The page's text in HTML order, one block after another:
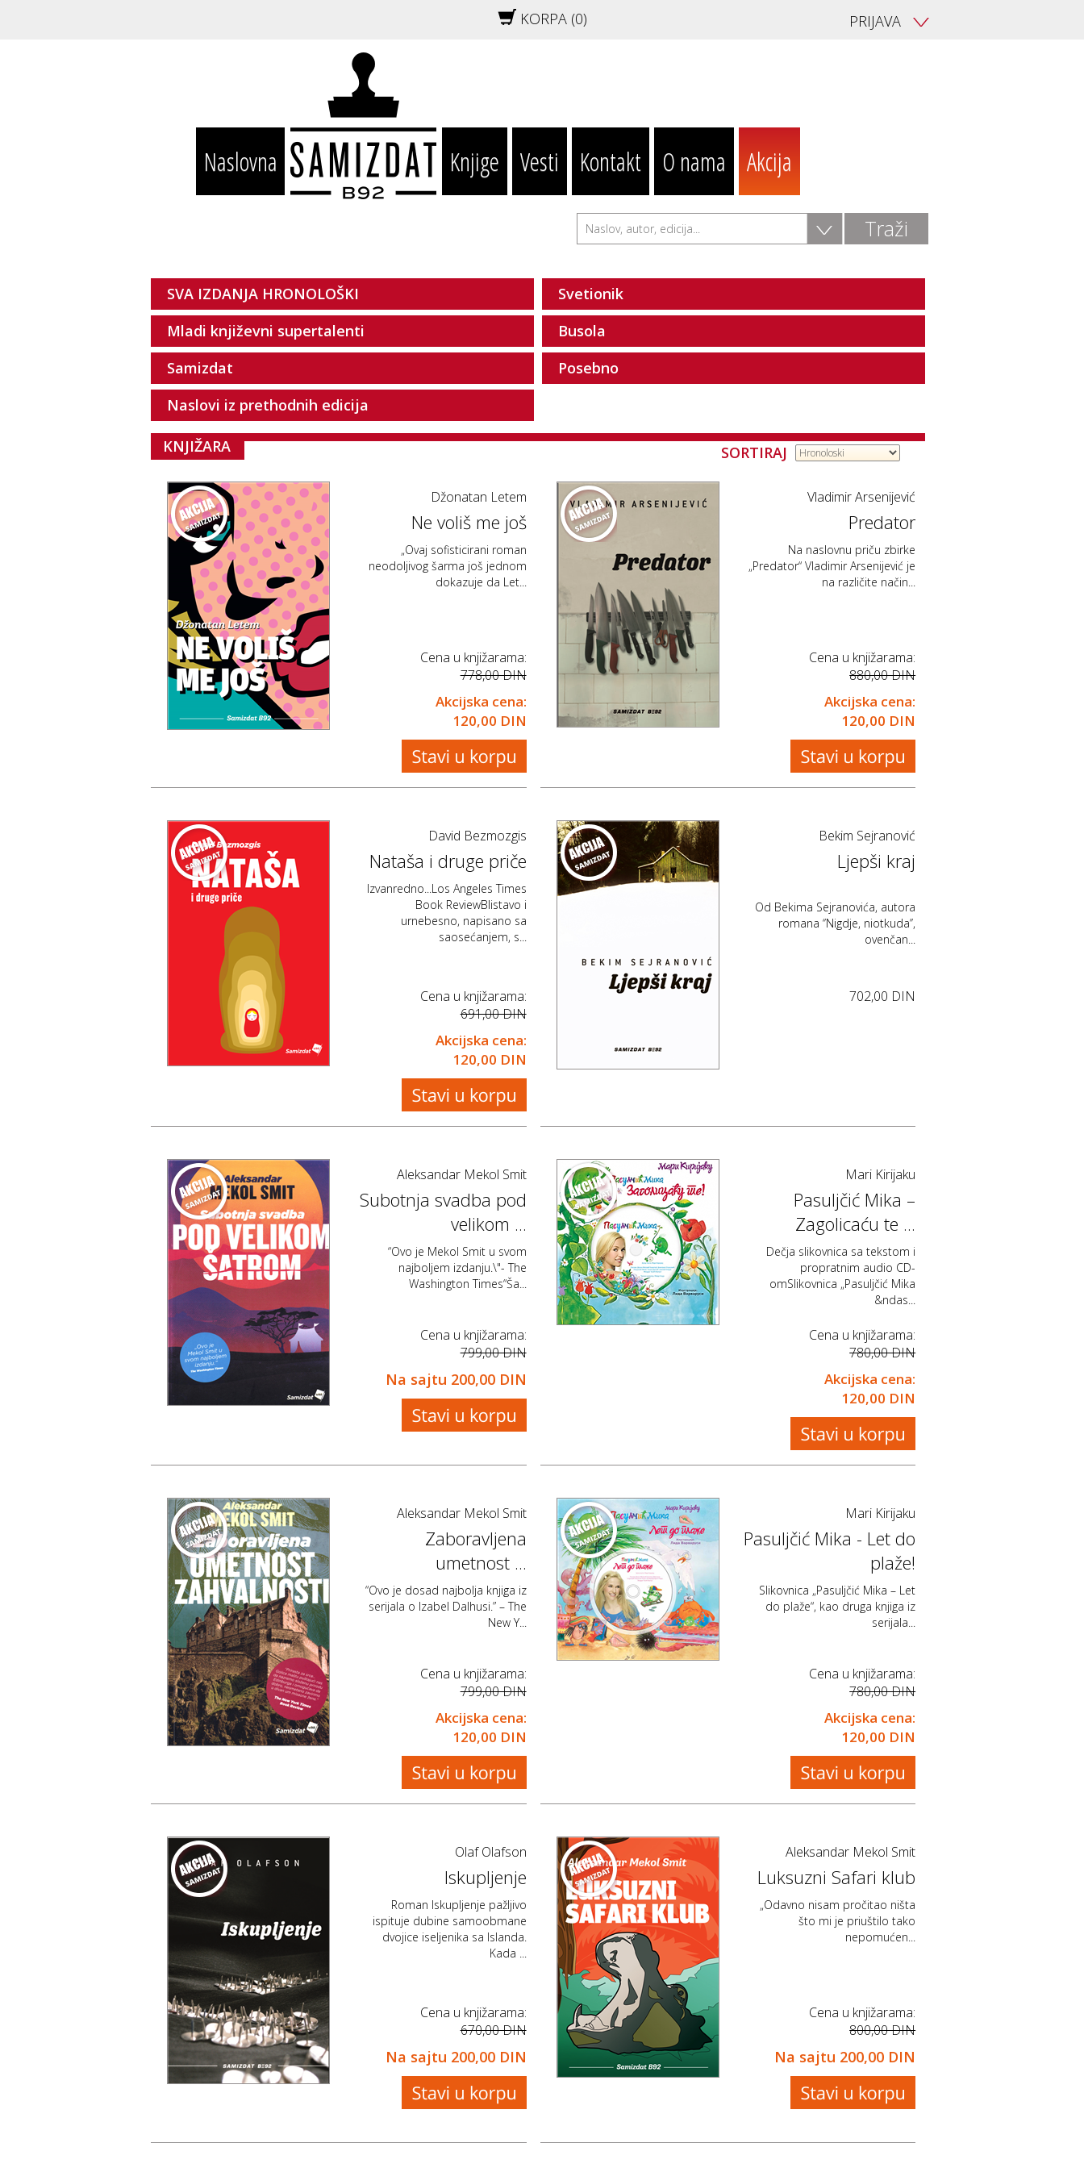
KORPA (0) PRIJAVA V
Naslovna Knjige Vesti Kontakt O nama Akcija
V
SVA IZDANJA HRONOLOŠKI
Svetionik
Mladi književni supertalenti
Busola
Samizdat
Posebno
Naslovi iz prethodnih edicija
SORTIRAJ
KNJIŽARA
Džonatan Letem
Ne voliš me još
„Ovaj sofisticirani roman
neodoljivog šarma još jednom
dokazuje da Let...
Cena u knjižarama:
778,00 DIN
Akcijska cena:
120,00 DIN
Vladimir Arsenijević
Predator
Na naslovnu priču zbirke
„Predator“ Vladimir Arsenijević je
na različite način...
Cena u knjižarama:
880,00 DIN
Akcijska cena:
120,00 DIN
David Bezmozgis
Nataša i druge priče
Izvanredno...Los Angeles Times
Book ReviewBlistavo i
urnebesno, napisano sa
saosećanjem, s...
Cena u knjižarama:
691,00 DIN
Akcijska cena:
120,00 DIN
Bekim Sejranović
Ljepši kraj
Od Bekima Sejranovića, autora
romana ‘’Nigdje, niotkuda’’,
ovenčan...
702,00 DIN
Aleksandar Mekol Smit
Subotnja svadba pod
velikom ...
“Ovo je Mekol Smit u svom
najboljem izdanju.\"- The
Washington Times“Ša...
Cena u knjižarama:
799,00 DIN
Na sajtu 200,00 DIN
Mari Kirijaku
Pasuljčić Mika –
Zagolicaću te ...
Dečja slikovnica sa tekstom i
propratnim audio CD-
omSlikovnica „Pasuljčić Mika
&ndas...
Cena u knjižarama:
780,00 DIN
Akcijska cena:
120,00 DIN
Aleksandar Mekol Smit
Zaboravljena
umetnost ...
“Ovo je dosad najbolja knjiga iz
serijala o Izabel Dalhusi.” – The
New Y...
Cena u knjižarama:
799,00 DIN
Akcijska cena:
120,00 DIN
Mari Kirijaku
Pasuljčić Mika - Let do
plaže!
Slikovnica „Pasuljčić Mika – Let
do plaže“, kao druga knjiga iz
serijala...
Cena u knjižarama:
780,00 DIN
Akcijska cena:
120,00 DIN
Olaf Olafson
Iskupljenje
Roman Iskupljenje pažljivo
ispituje dubine samoobmane
dvojice iseljenika sa Islanda.
Kada ...
Cena u knjižarama:
670,00 DIN
Na sajtu 200,00 DIN
Aleksandar Mekol Smit
Luksuzni Safari klub
„Odavno nisam pročitao ništa
što mi je priuštilo tako
nepomućen...
Cena u knjižarama:
800,00 DIN
Na sajtu 200,00 DIN